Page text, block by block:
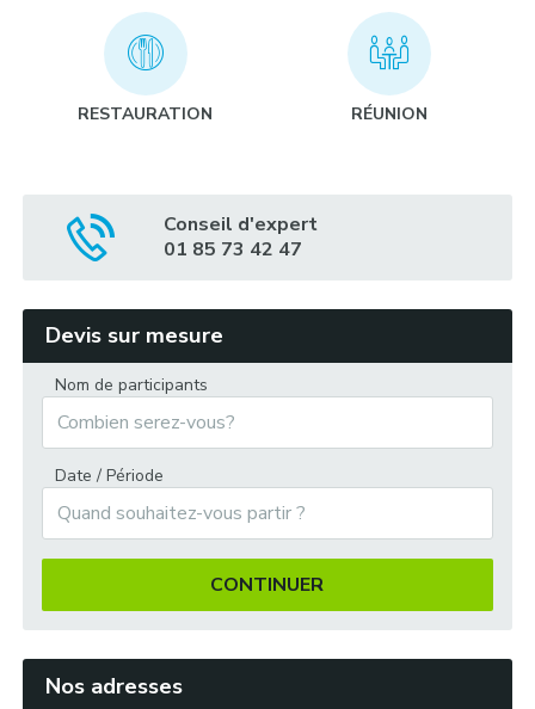
Dîner traditionnel :
Soirée en vieux gréement :
RESTAURATION RÉUNION
Conseil d'expert
01 85 73 42 47
Devis sur mesure
Nom de participants
Date / Période
CONTINUER
Nos adresses